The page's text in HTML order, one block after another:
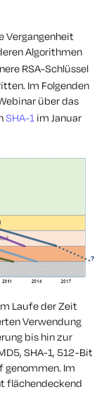
Vergangenheit
Algorithmen
RSA-Schlüssel
Im Folgenden
über das
SHA-1 im Januar
Laufe der Zeit
Verwendung
bis hin zur
SHA-1, 512-Bit
genommen. Im
flächendeckend